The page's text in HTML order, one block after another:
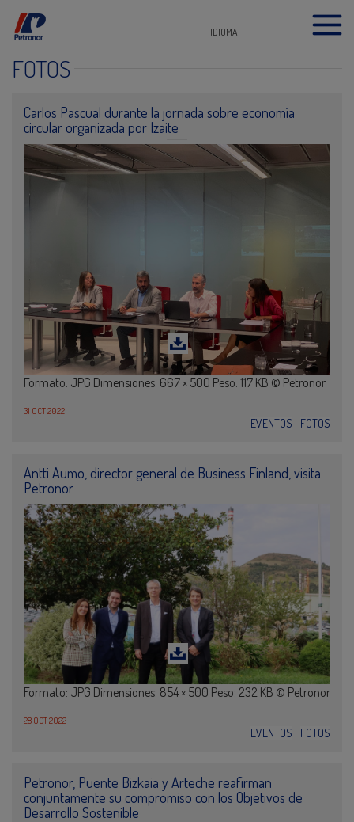
IDIOMA
FOTOS
Carlos Pascual durante la jornada sobre economía
circular organizada por Izaite
Formato: JPG Dimensiones: 667 × 500 Peso: 117 KB © Petronor
31 OCT 2022
EVENTOS FOTOS
Antti Aumo, director general de Business Finland, visita
Petronor
Formato: JPG Dimensiones: 854 × 500 Peso: 232 KB © Petronor
28 OCT 2022
EVENTOS FOTOS
Petronor, Puente Bizkaia y Arteche reafirman
conjuntamente su compromiso con los Objetivos de
Desarrollo Sostenible